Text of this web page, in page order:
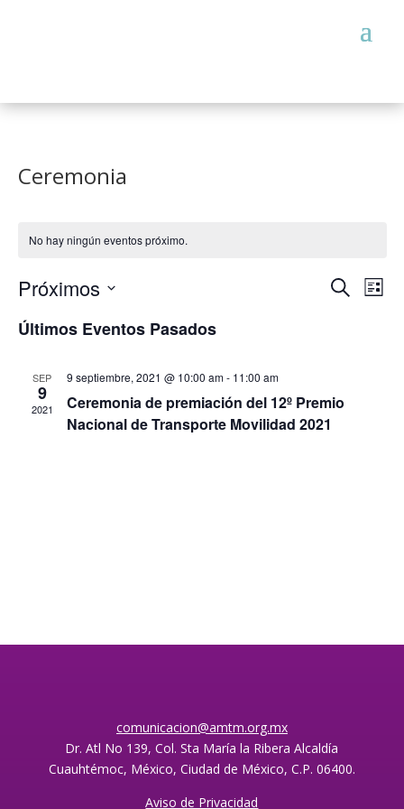
Ceremonia
No hay ningún eventos próximo.
Búsqueda
y
Buscarde
Lista
Próximos
fecha.
Últimos Eventos Pasados
SEP
9
2021
9 septiembre, 2021 @ 10:00 am- 11:00 am
Ceremonia de premiación del 12º Premio
Nacional de Transporte Movilidad 2021
comunicacion@amtm.org.mx
Dr. Atl No 139, Col. Sta María la Ribera Alcaldía
Cuauhtémoc, México, Ciudad de México, C.P. 06400.
Aviso de Privacidad